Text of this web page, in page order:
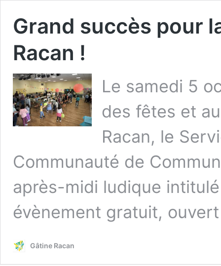
Grand succès pour
Racan !
Le samedi 5
des fêtes et
Racan, le
Communauté de
après-midi ludique
évènement gratuit,
Gâtine Racan